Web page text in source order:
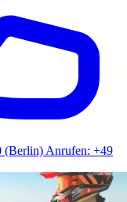
(Berlin)Anrufen: +49